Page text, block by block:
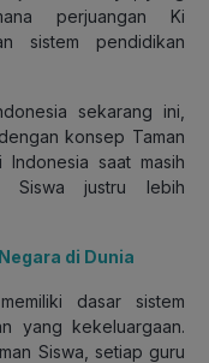
perjuangan Ki
sistem pendidikan
sekarang ini,
konsep Taman
Indonesia saat masih
Siswa justru lebih
di Dunia
dasar sistem
yang kekeluargaan.
Siswa, setiap guru